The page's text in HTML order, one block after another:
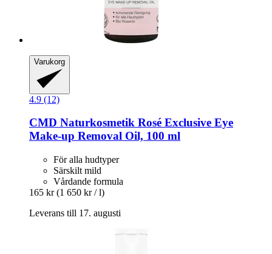
Varukorg
4.9 (12)
CMD Naturkosmetik Rosé Exclusive Eye
Make-​up Removal Oil, 100 ml
För alla hudtyper
Särskilt mild
Vårdande formula
165 kr (1 650 kr / l)
Leverans till 17. augusti